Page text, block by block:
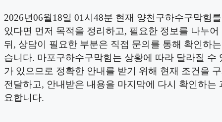
2026년06월18일 01시48분 현재 양천구하수구막힘
있다면 먼저 목적을 정리하고, 필요한 정보를 나누어
뒤, 상담이 필요한 부분은 직접 문의를 통해 확인하
습니다. 마포구하수구막힘는 상황에 따라 달라질 수
가 있으므로 정확한 안내를 받기 위해 현재 조건을
전달하고, 안내받은 내용을 마지막에 다시 확인하는
요합니다.